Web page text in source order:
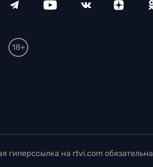
18+
на rtvi.com обязательна